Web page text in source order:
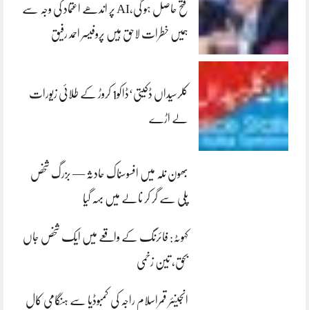
فتح حاصل ہو گی،AI پر اندھے اعتماد کی وجہ سے
ہمیں خطرات لاحق ہیں پروفیسر احمد رفیق
کلرسیداں ڈکیتی‘ڈاکو1 کروڑ کے طلائی زیورات
لے اڑے
بھون نلہ میں افسوسناک حادثہ — بزرگ شخص
پلی سے گر کر نالے میں بہہ گیا
کہوٹہ: فائرنگ کے واقعے میں ایک شخص جاں
بحق، تین زخمی
انجینئر قمراسلام راجہ کی کمبوڈیا سے ہنگامی کال